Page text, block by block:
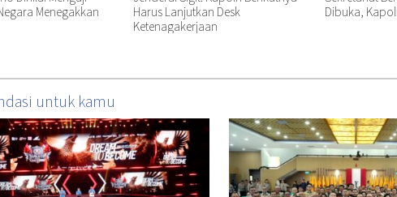
Menegakkan
Harus Lanjutkan Desk
Ketenagakerjaan
Dibuka,
untuk kamu